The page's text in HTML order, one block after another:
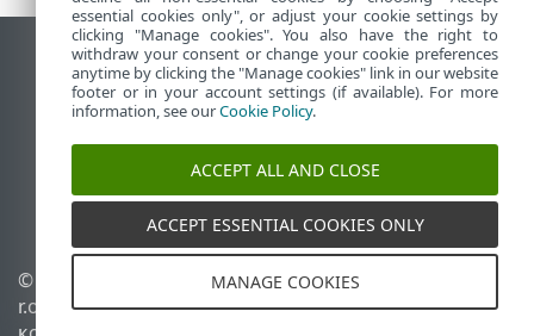
Жұмыс үстеліндегі сайтты қарау
End of Life
ESET білім қоры
ESET форумы
ESET Status Portal
Аймақтық қолдау
© 1992 - 2026 ESET, spol. s
r.o. - Барлық құқықтары
Cookie файлдарын
басқару
essential cookies only", or adjust your cookie settings by
clicking "Manage cookies". You also have the right to
withdraw your consent or change your cookie preferences
anytime by clicking the "Manage cookies" link in our website
footer or in your account settings (if available). For more
information, see ourCookie Policy.
ACCEPT ALL AND CLOSE
ACCEPT ESSENTIAL COOKIES ONLY
MANAGE COOKIES